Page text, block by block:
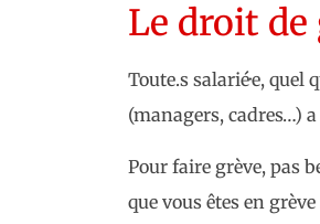
Le droit de
Toute.s salarié·e,
(managers, cadres…)
Pour faire grève, pas
que vous êtes en